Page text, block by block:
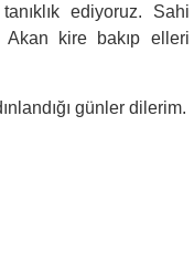
ediyoruz. Sahi
kire bakıp elleri
günler dilerim.